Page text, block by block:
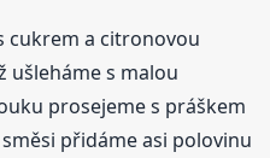
cukrem a citronovou
ušleháme s malou
prosejeme s práškem
přidáme asi polovinu